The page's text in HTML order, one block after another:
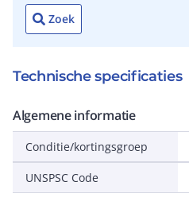
Zoek
Technische specificaties
Algemene informatie
Conditie/kortingsgroep
UNSPSC Code